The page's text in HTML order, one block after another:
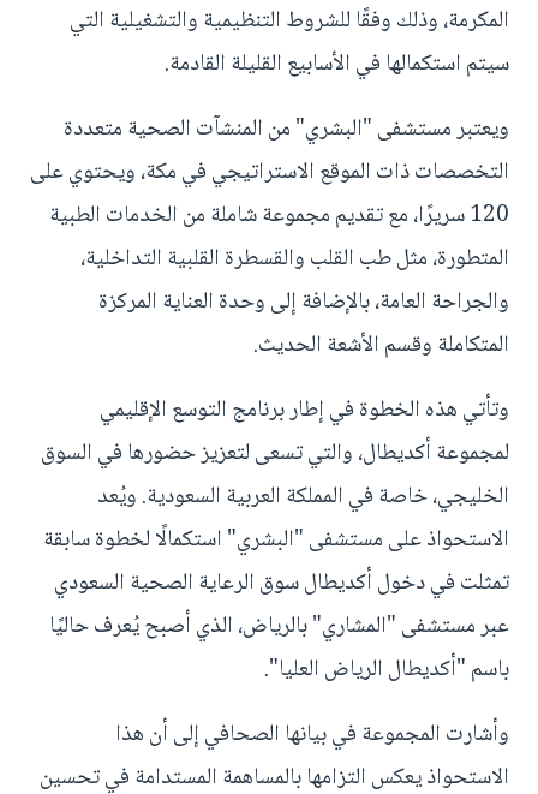
المكرمة، وذلك وفقًا للشروط التنظيمية والتشغيلية التي
سيتم استكمالها في الأسابيع القليلة القادمة.
ويعتبر مستشفى "البشري" من المنشآت الصحية متعددة
التخصصات ذات الموقع الاستراتيجي في مكة، ويحتوي على
120 سريرًا، مع تقديم مجموعة شاملة من الخدمات الطبية
المتطورة، مثل طب القلب والقسطرة القلبية التداخلية،
والجراحة العامة، بالإضافة إلى وحدة العناية المركزة
المتكاملة وقسم الأشعة الحديث.
وتأتي هذه الخطوة في إطار برنامج التوسع الإقليمي
لمجموعة أكديطال، والتي تسعى لتعزيز حضورها في السوق
الخليجي، خاصة في المملكة العربية السعودية. ويُعد
الاستحواذ على مستشفى "البشري" استكمالًا لخطوة سابقة
تمثلت في دخول أكديطال سوق الرعاية الصحية السعودي
عبر مستشفى "المشاري" بالرياض، الذي أصبح يُعرف حاليًا
باسم "أكديطال الرياض العليا".
وأشارت المجموعة في بيانها الصحافي إلى أن هذا
الاستحواذ يعكس التزامها بالمساهمة المستدامة في تحسين